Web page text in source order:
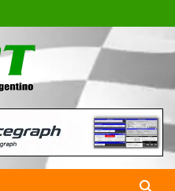
Revista
en